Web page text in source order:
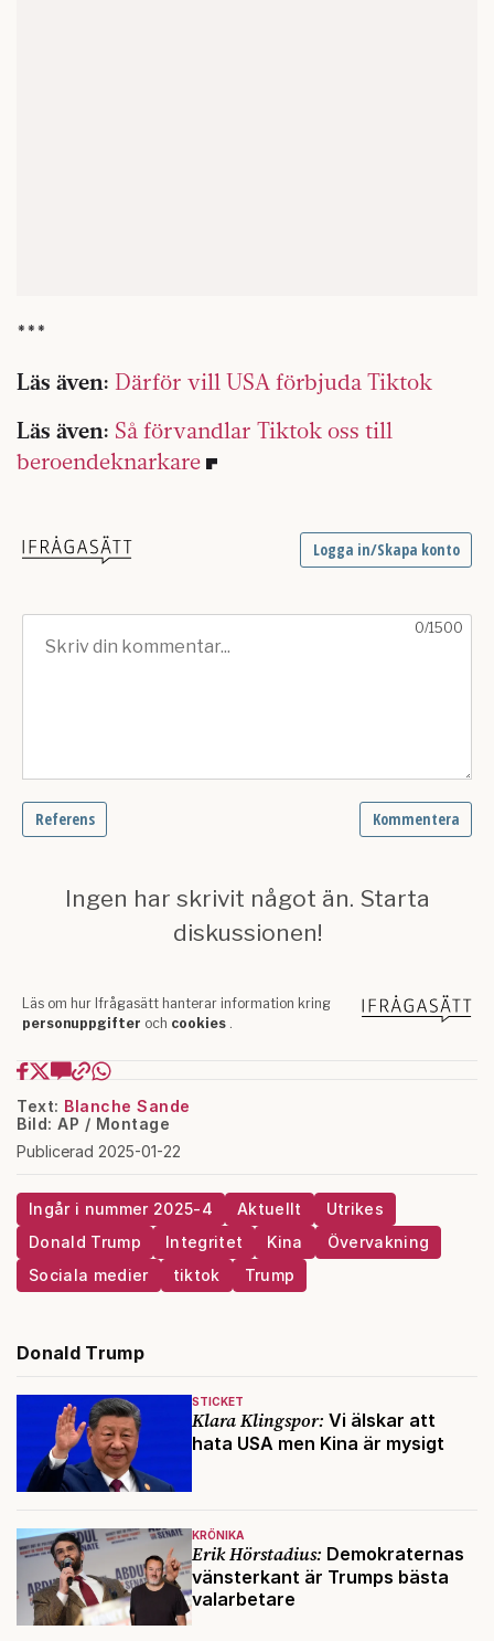
***
Läs även: Därför vill USA förbjuda Tiktok
Läs även: Så förvandlar Tiktok oss till
beroendeknarkare
Text: Blanche Sande
Bild: AP / Montage
Publicerad 2025-01-22
Ingår i nummer 2025-4 Aktuellt
Utrikes
Donald Trump
Integritet Kina
Övervakning
Sociala medier
tiktok Trump
Donald Trump
STICKET
Klara Klingspor: Vi älskar att
hata USA men Kina är mysigt
KRÖNIKA
Erik Hörstadius: Demokraternas
vänsterkant är Trumps bästa
valarbetare